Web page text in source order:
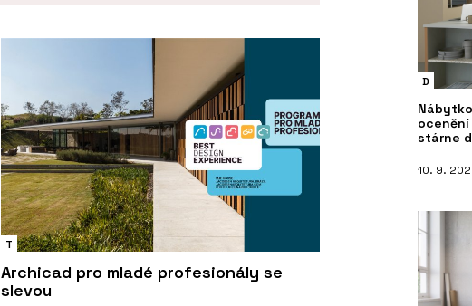
T
Archicad pro mladé profesionály se
slevou
D
stárne
10. 9.